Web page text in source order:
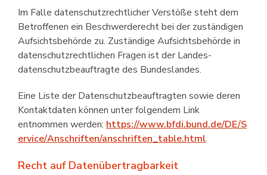
Im Falle datenschutzrechtlicher Verstöße steht dem
Betroffenen ein Beschwerde­recht bei der zuständigen
Aufsichts­behörde zu. Zuständige Aufsichtsbehörde in
daten­schutz­rechtlichen Fragen ist der Landes­
datenschutz­beauftragte des Bundeslandes.
Eine Liste der Datenschutzbeauftragten sowie deren
Kontaktdaten können unter folgendem Link
entnommen werden: https://www.bfdi.bund.de/DE/S
ervice/Anschriften/anschriften_table.html.
Recht auf Datenübertragbarkeit